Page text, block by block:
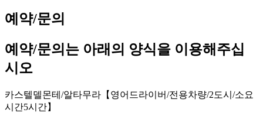
예약/문의
예약/문의는 아래의 양식을 이용해주십
시오
카스텔델몬테/알타무라【영어드라이버/전용차량/2도시/소요
시간5시간】